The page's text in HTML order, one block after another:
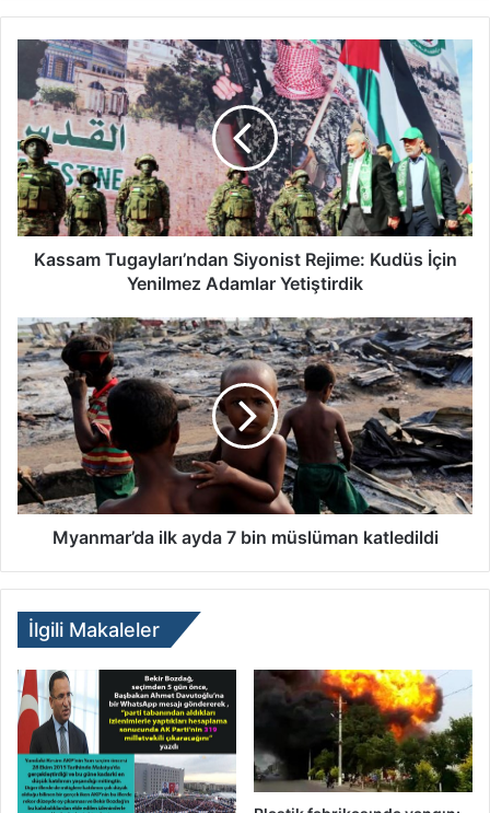
Kassam Tugayları’ndan Siyonist Rejime: Kudüs İçin
Yenilmez Adamlar Yetiştirdik
Myanmar’da ilk ayda 7 bin müslüman katledildi
İlgili Makaleler